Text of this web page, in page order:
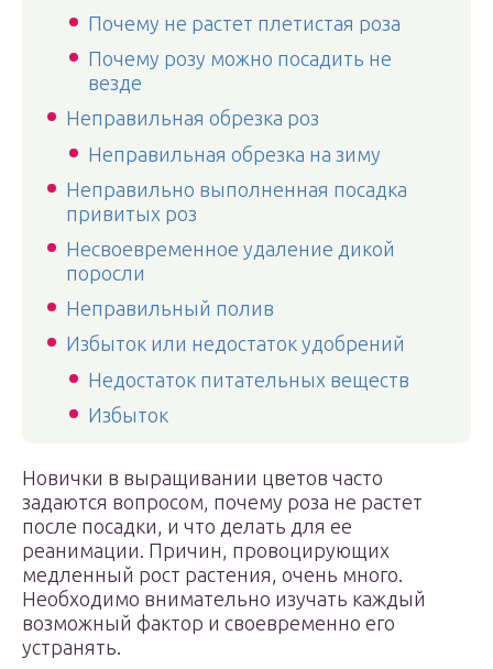
Почему не растет плетистая роза
Почему розу можно посадить не
везде
Неправильная обрезка роз
Неправильная обрезка на зиму
Неправильно выполненная посадка
привитых роз
Несвоевременное удаление дикой
поросли
Неправильный полив
Избыток или недостаток удобрений
Недостаток питательных веществ
Избыток
Новички в выращивании цветов часто
задаются вопросом, почему роза не растет
после посадки, и что делать для ее
реанимации. Причин, провоцирующих
медленный рост растения, очень много.
Необходимо внимательно изучать каждый
возможный фактор и своевременно его
устранять.